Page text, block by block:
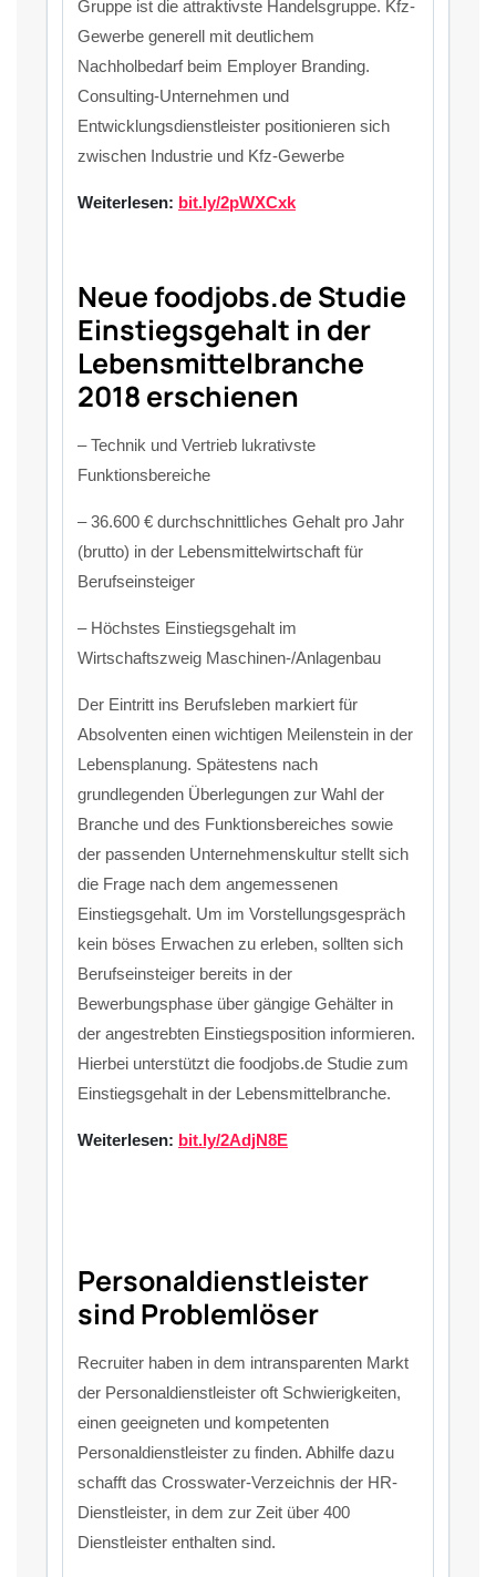
Gruppe ist die attraktivste Handelsgruppe. Kfz-
Gewerbe generell mit deutlichem
Nachholbedarf beim Employer Branding.
Consulting-Unternehmen und
Entwicklungsdienstleister positionieren sich
zwischen Industrie und Kfz-Gewerbe
Weiterlesen: bit.ly/2pWXCxk
Neue foodjobs.de Studie
Einstiegsgehalt in der
Lebensmittelbranche
2018 erschienen
– Technik und Vertrieb lukrativste
Funktionsbereiche
– 36.600 € durchschnittliches Gehalt pro Jahr
(brutto) in der Lebensmittelwirtschaft für
Berufseinsteiger
– Höchstes Einstiegsgehalt im
Wirtschaftszweig Maschinen-/Anlagenbau
Der Eintritt ins Berufsleben markiert für
Absolventen einen wichtigen Meilenstein in der
Lebensplanung. Spätestens nach
grundlegenden Überlegungen zur Wahl der
Branche und des Funktionsbereiches sowie
der passenden Unternehmenskultur stellt sich
die Frage nach dem angemessenen
Einstiegsgehalt. Um im Vorstellungsgespräch
kein böses Erwachen zu erleben, sollten sich
Berufseinsteiger bereits in der
Bewerbungsphase über gängige Gehälter in
der angestrebten Einstiegsposition informieren.
Hierbei unterstützt die foodjobs.de Studie zum
Einstiegsgehalt in der Lebensmittelbranche.
Weiterlesen: bit.ly/2AdjN8E
Personaldienstleister
sind Problemlöser
Recruiter haben in dem intransparenten Markt
der Personaldienstleister oft Schwierigkeiten,
einen geeigneten und kompetenten
Personaldienstleister zu finden. Abhilfe dazu
schafft das Crosswater-Verzeichnis der HR-
Dienstleister, in dem zur Zeit über 400
Dienstleister enthalten sind.